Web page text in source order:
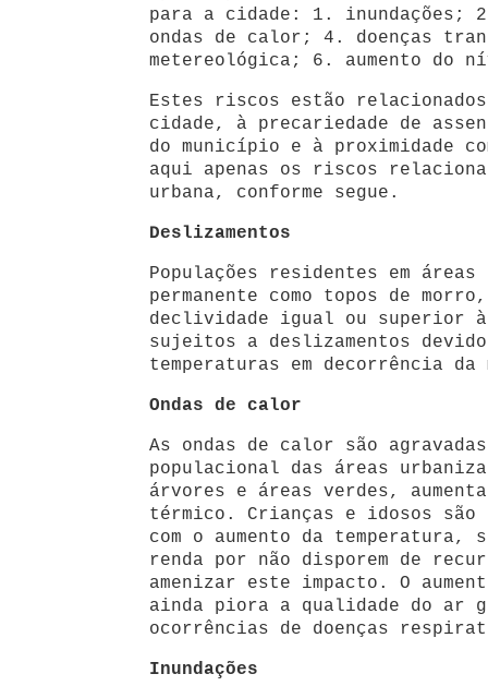
para a cidade: 1. inundações;
ondas de calor; 4. doenças
metereológica; 6. aumento do
Estes riscos estão
cidade, à precariedade de
do município e à proximidade
aqui apenas os riscos
urbana, conforme segue.
Deslizamentos
Populações residentes em áreas
permanente como topos de
declividade igual ou superior à
sujeitos a deslizamentos devido
temperaturas em decorrência
Ondas de calor
As ondas de calor são
populacional das áreas
árvores e áreas verdes,
térmico. Crianças e idosos são
com o aumento da temperatura,
renda por não disporem de
amenizar este impacto. O
ainda piora a qualidade do ar
ocorrências de doenças
Inundações